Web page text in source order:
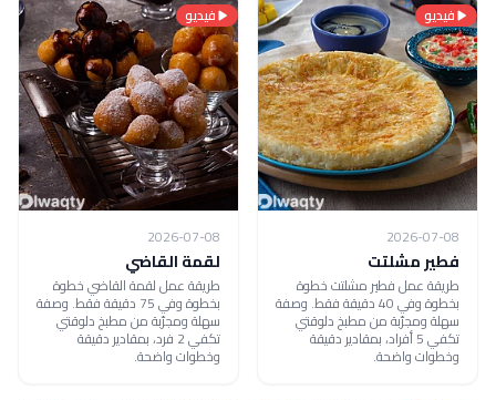
فيديو
2026-07-08
فطير مشلتت
طريقة عمل فطير مشلتت خطوة
بخطوة وفي 40 دقيقة فقط. وصفة
سهلة ومجرّبة من مطبخ دلوقتي
تكفي 5 أفراد، بمقادير دقيقة
وخطوات واضحة.
فيديو
2026-07-08
لقمة القاضي
طريقة عمل لقمة القاضي خطوة
بخطوة وفي 75 دقيقة فقط. وصفة
سهلة ومجرّبة من مطبخ دلوقتي
تكفي 2 فرد، بمقادير دقيقة
وخطوات واضحة.